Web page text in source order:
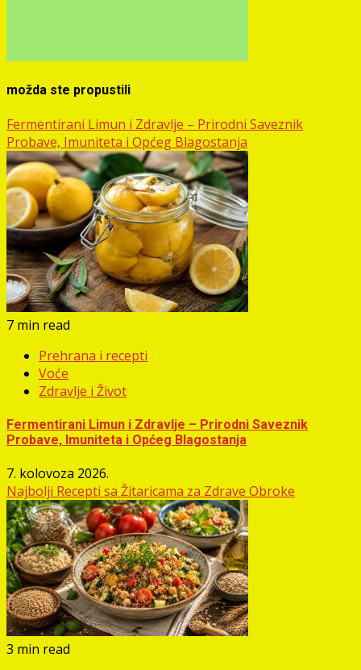
možda ste propustili
Fermentirani Limun i Zdravlje – Prirodni Saveznik
Probave, Imuniteta i Općeg Blagostanja
7 min read
Prehrana i recepti
Voće
Zdravlje i Život
Fermentirani Limun i Zdravlje – Prirodni Saveznik
Probave, Imuniteta i Općeg Blagostanja
7. kolovoza 2026.
Najbolji Recepti sa Žitaricama za Zdrave Obroke
3 min read